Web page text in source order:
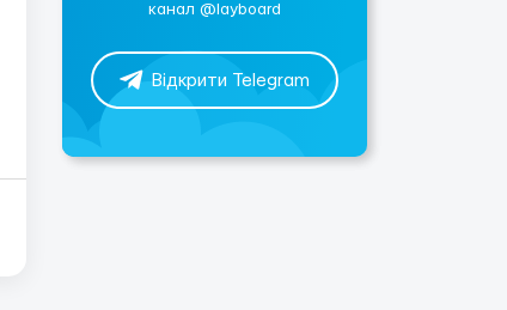
канал @layboard
Відкрити Telegram